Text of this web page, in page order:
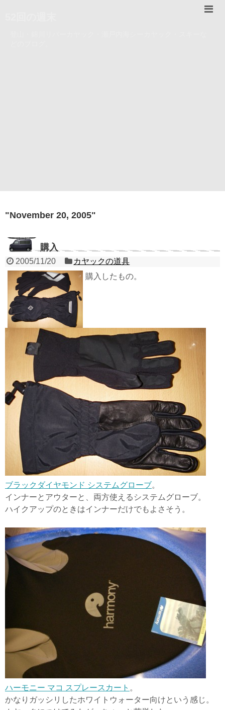
"November 20, 2005"
購入
2005/11/20
カヤックの道具
購入したもの。
ブラックダイヤモンド システムグローブ。
インナーとアウターと、両方使えるシステムグローブ。
ハイクアップのときはインナーだけでもよさそう。
ハーモニー マコ スプレースカート 。
かなりガッシリしたホワイトウォーター向けという感じ。